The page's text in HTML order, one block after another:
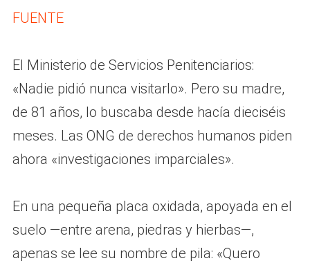
FUENTE
El Ministerio de Servicios Penitenciarios:
«Nadie pidió nunca visitarlo». Pero su madre,
de 81 años, lo buscaba desde hacía dieciséis
meses. Las ONG de derechos humanos piden
ahora «investigaciones imparciales».
En una pequeña placa oxidada, apoyada en el
suelo —entre arena, piedras y hierbas—,
apenas se lee su nombre de pila: «Quero